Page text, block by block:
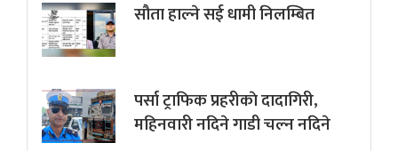
सौता हाल्ने सई धामी निलम्बित
पर्सा ट्राफिक प्रहरीकाे दादागिरी,
महिनवारी नदिने गाडी चल्न नदिने